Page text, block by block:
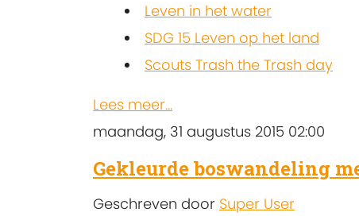
Leven in het water
SDG 15 Leven op het land
Scouts Trash the Trash day
Lees meer...
maandag, 31 augustus 2015 02:00
Gekleurde boswandeling
Geschreven door Super User